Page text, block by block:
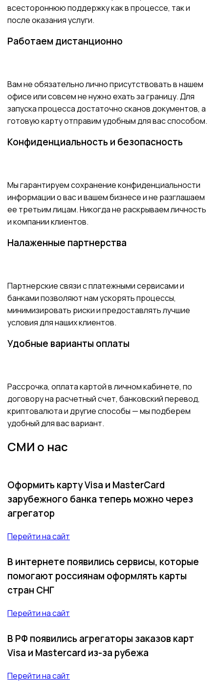
всестороннюю поддержку как в процессе, так и
после оказания услуги.
Работаем дистанционно
Вам не обязательно лично присутствовать в нашем
офисе или совсем не нужно ехать за границу. Для
запуска процесса достаточно сканов документов, а
готовую карту отправим удобным для вас способом.
Конфиденциальность и безопасность
Мы гарантируем сохранение конфиденциальности
информации о вас и вашем бизнесе и не разглашаем
ее третьим лицам. Никогда не раскрываем личность
и компании клиентов.
Налаженные партнерства
Партнерские связи с платежными сервисами и
банками позволяют нам ускорять процессы,
минимизировать риски и предоставлять лучшие
условия для наших клиентов.
Удобные варианты оплаты
Рассрочка, оплата картой в личном кабинете, по
договору на расчетный счет, банковский перевод,
криптовалюта и другие способы — мы подберем
удобный для вас вариант.
СМИ о нас
Оформить карту Visa и MasterCard
зарубежного банка теперь можно через
агрегатор
Перейти на сайт
В интернете появились сервисы, которые
помогают россиянам оформлять карты
стран СНГ
Перейти на сайт
В РФ появились агрегаторы заказов карт
Visa и Mastercard из-за рубежа
Перейти на сайт